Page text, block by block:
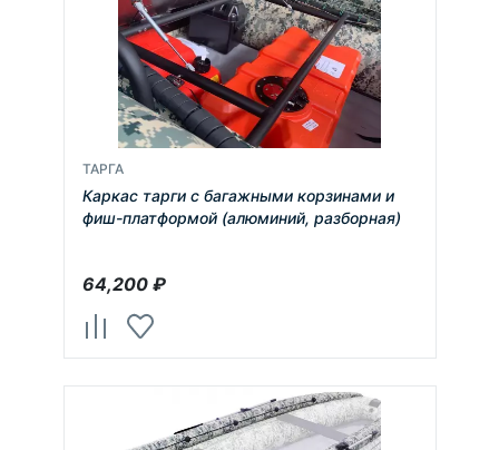
ТАРГА
Каркас тарги с багажными корзинами и
фиш-платформой (алюминий, разборная)
64,200₽